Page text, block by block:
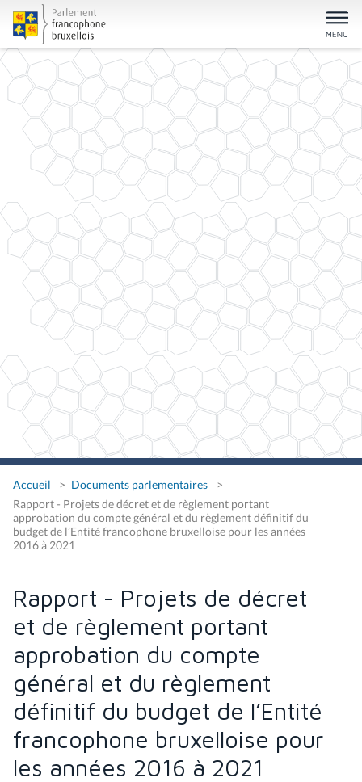
Accueil
Documents parlementaires
Rapport - Projets de décret et de règlement portant
approbation du compte général et du règlement définitif du
budget de l’Entité francophone bruxelloise pour les années
2016 à 2021
Rapport - Projets de décret
et de règlement portant
approbation du compte
général et du règlement
définitif du budget de l’Entité
francophone bruxelloise pour
les années 2016 à 2021